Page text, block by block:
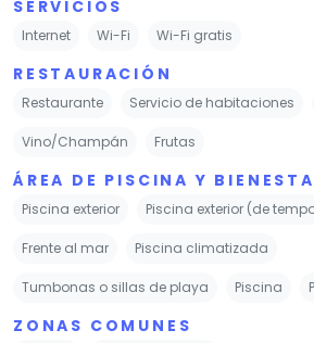
SERVICIOS
Internet Wi-Fi Wi-Fi gratis
RESTAURACIÓN
Restaurante Servicio de habitaciones
Vino/Champán Frutas
ÁREA DE PISCINA Y
Piscina exterior Piscina exterior (de
Frente al mar Piscina climatizada
Tumbonas o sillas de playa Piscina
ZONAS COMUNES